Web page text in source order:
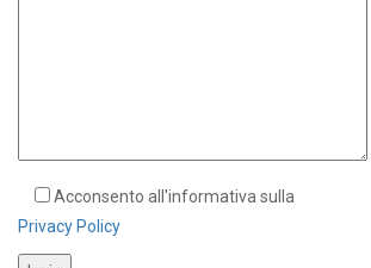
Acconsento all'informativa sulla
Privacy Policy